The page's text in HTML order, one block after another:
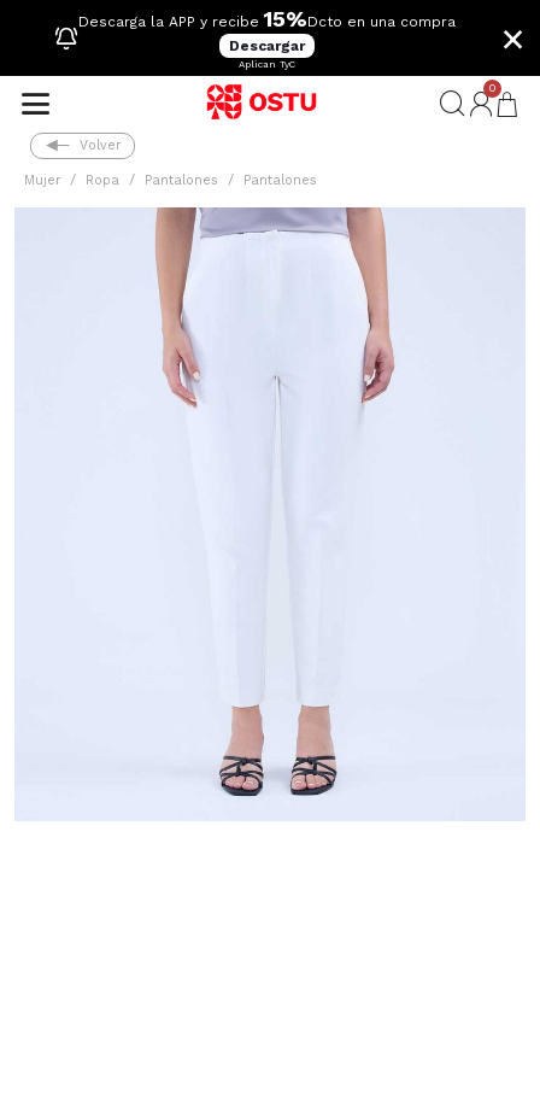
Descarga la APP y recibe 15%Dcto en una compra
Descargar
Aplican TyC
×
0
Volver
Mujer Ropa Pantalones Pantalones